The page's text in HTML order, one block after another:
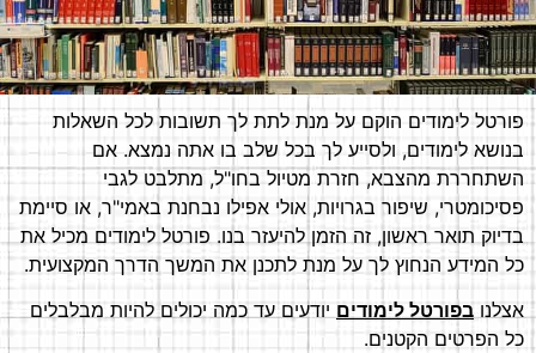
פורטל לימודים הוקם על מנת לתת לך תשובות לכל השאלות
בנושא לימודים, ולסייע לך בכל שלב בו אתה נמצא. אם
השתחררת מהצבא, חזרת מטיול בחו"ל, מתלבט לגבי
פסיכומטרי, שיפור בגרויות, אולי אפילו נבחנת באמי"ר, או סיימת
בדיוק תואר ראשון, זה הזמן להיעזר בנו. פורטל לימודים מכיל את
כל המידע הנחוץ לך על מנת לתכנן את המשך הדרך המקצועית.
אצלנו בפורטל לימודים יודעים עד כמה יכולים להיות מבלבלים
כל הפרטים הקטנים.